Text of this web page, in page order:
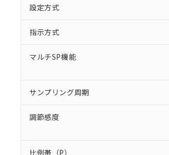
設定方式
指示方式
マルチSP機能
サンプリング周期
調節感度
比例帯（P）